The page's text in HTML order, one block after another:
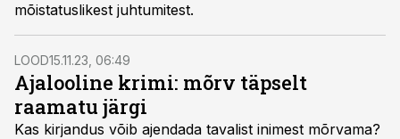
mõistatuslikest juhtumitest.
LOOD15.11.23, 06:49
Ajalooline krimi: mõrv täpselt
raamatu järgi
Kas kirjandus võib ajendada tavalist inimest mõrvama?